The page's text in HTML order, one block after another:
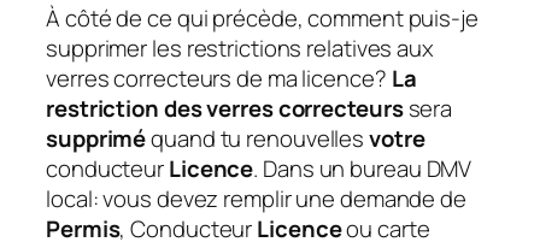
À côté de ce qui précède, comment puis-je
supprimer les restrictions relatives aux
verres correcteurs de ma licence? La
restriction des verres correcteurssera
suppriméquand tu renouvellesvotre
conducteurLicence. Dans un bureau DMV
local: vous devez remplir une demande de
Permis, ConducteurLicenceou carte